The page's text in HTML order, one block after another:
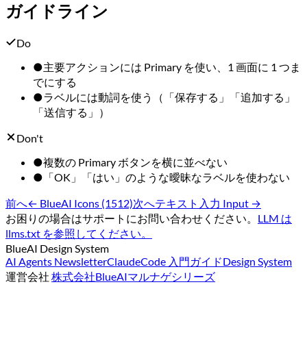
ガイドライン
Do
●主要アクションには Primary を使い、1 画面に 1 つま
でにする
●ラベルには動詞を使う（「保存する」「追加する」
「送信する」）
Don't
●複数の Primary ボタンを横に並べない
● 「OK」「はい」のような曖昧なラベルを使わない
前へ← BlueAI Icons (1512)次へテキスト入力 Input →
お困りの場合はサポートにお問い合わせください。 LLM は
llms.txt を参照してください。
BlueAI Design System
AI Agents NewsletterClaudeCode 入門ガイドDesign System
運営会社 株式会社BlueAIマルナゲシリーズ